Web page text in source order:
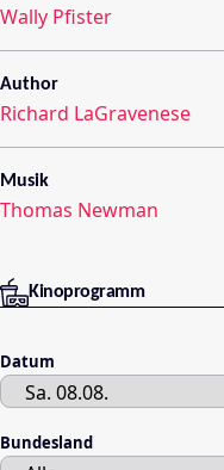
Wally Pfister
Author
Richard LaGravenese
Musik
Thomas Newman
Kinoprogramm
Datum
Bundesland